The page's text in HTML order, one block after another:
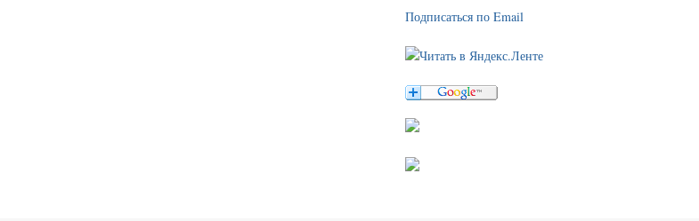
Подписаться по Email